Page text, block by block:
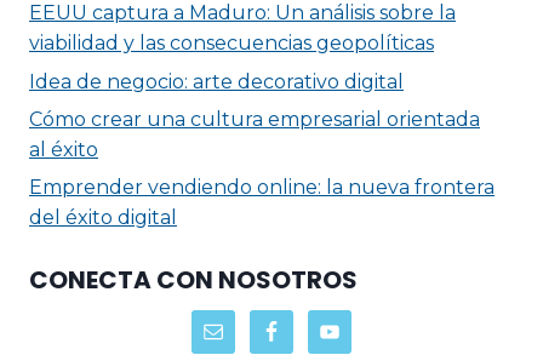
EEUU captura a Maduro: Un análisis sobre la
viabilidad y las consecuencias geopolíticas
Idea de negocio: arte decorativo digital
Cómo crear una cultura empresarial orientada
al éxito
Emprender vendiendo online: la nueva frontera
del éxito digital
CONECTA CON NOSOTROS